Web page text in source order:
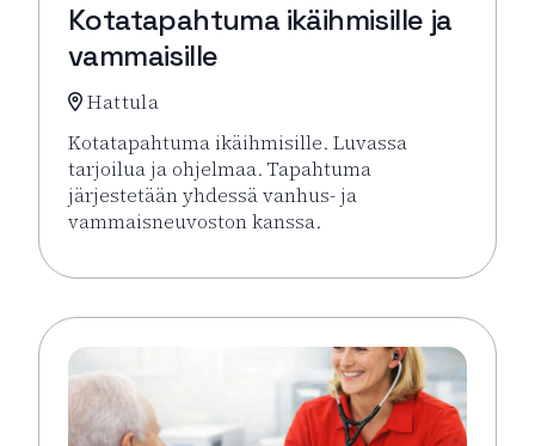
Kotatapahtuma ikäihmisille ja
vammaisille
Hattula
Kotatapahtuma ikäihmisille. Luvassa
tarjoilua ja ohjelmaa. Tapahtuma
järjestetään yhdessä vanhus- ja
vammaisneuvoston kanssa.
Lue lisää tapahtumasta Kotatapahtuma